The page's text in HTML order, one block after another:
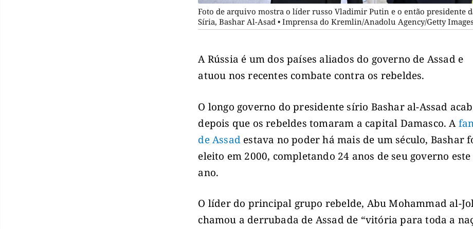
Foto de arquivo mostra o líder russo Vladimir Putin e o então presidente
Síria, Bashar Al-Asad • Imprensa do Kremlin/Anadolu Agency/Getty Images
A Rússia é um dos países aliados do governo de Assad e
atuou nos recentes combate contra os rebeldes.
O longo governo do presidente sírio Bashar al-Assad
depois que os rebeldes tomaram a capital Damasco. A
de Assad estava no poder há mais de um século, Bashar
eleito em 2000, completando 24 anos de seu governo este
ano.
O líder do principal grupo rebelde, Abu Mohammad al-
chamou a derrubada de Assad de “vitória para toda a